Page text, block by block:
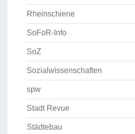
Rheinschiene
SoFoR-Info
SoZ
Sozialwissenschaften
spw
Stadt Revue
Städtebau